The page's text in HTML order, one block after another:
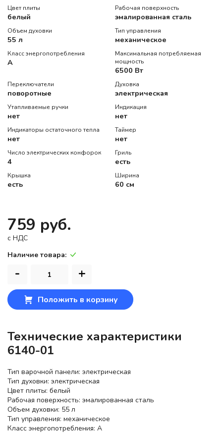
Цвет плиты
белый
Рабочая поверхность
эмалированная сталь
Объем духовки
55 л
Тип управления
механическое
Класс энергопотребления
A
Максимальная потребляемая
мощность
6500 Вт
Переключатели
поворотные
Духовка
электрическая
Утапливаемые ручки
нет
Индикация
нет
Индикаторы остаточного тепла
нет
Таймер
нет
Число электрических конфорок
4
Гриль
есть
Крышка
есть
Ширина
60 см
759 руб.
c НДС
Наличие товара:
- +
Положить в корзину
Технические характеристики
6140-01
Тип варочной панели: электрическая
Тип духовки: электрическая
Цвет плиты: белый
Рабочая поверхность: эмалированная сталь
Объем духовки: 55 л
Тип управления: механическое
Класс энергопотребления: A